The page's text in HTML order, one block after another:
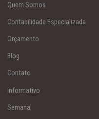
Quem Somos
Contabilidade Especializada
Orçamento
Blog
Contato
Informativo
Semanal